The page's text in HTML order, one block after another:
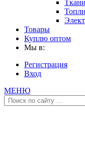
Товары
Куплю оптом
Мы в:
Регистрация
Вход
МЕНЮ